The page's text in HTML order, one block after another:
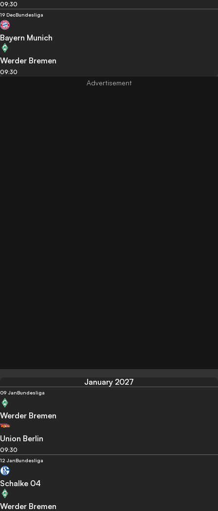
09:30
19 DecBundesliga
Bayern Munich
Werder Bremen
09:30
January 2027
09 JanBundesliga
Werder Bremen
Union Berlin
09:30
12 JanBundesliga
Schalke 04
Werder Bremen